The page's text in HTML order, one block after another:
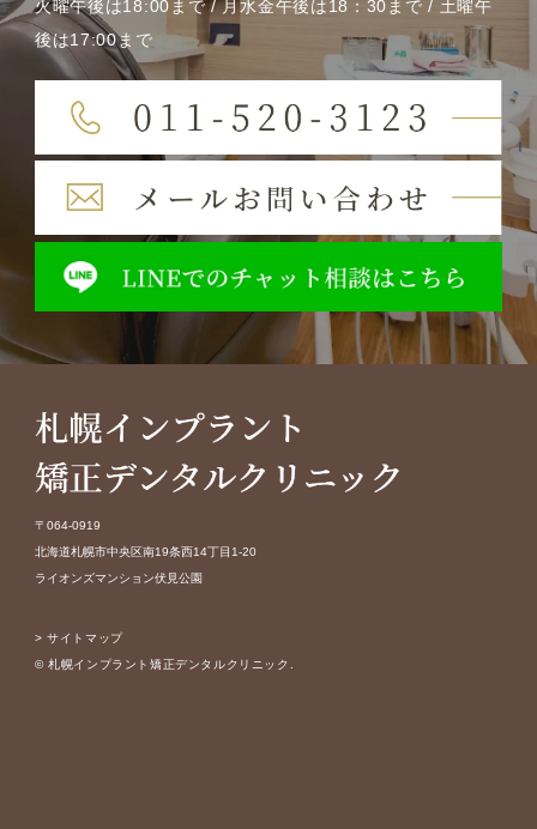
火曜午後は18:00まで / 月水金午後は18：30まで / 土曜午
後は17:00まで
〒064-0919
北海道札幌市中央区南19条西14丁目1-20
ライオンズマンション伏見公園
> サイトマップ
© 札幌インプラント矯正デンタルクリニック.